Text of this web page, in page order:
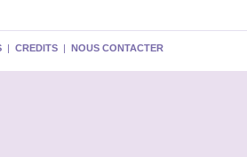
| CREDITS | NOUS CONTACTER